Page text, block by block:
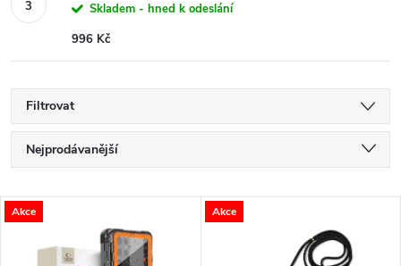
Skladem - hned k odeslání
996 Kč
Filtrovat
Ř
a
Nejprodávanější
Nejdražší
Abecedně
V
Akce Akce